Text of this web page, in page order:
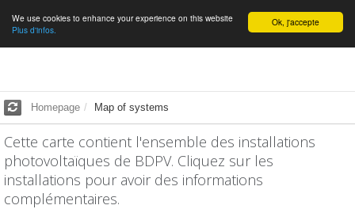
English Ok, j'accepte
We use cookies to enhance your experience on this website
Plus d'infos.
Homepage Map of systems
Cette carte contient l'ensemble des installations
photovoltaïques de BDPV. Cliquez sur les
installations pour avoir des informations
complémentaires.